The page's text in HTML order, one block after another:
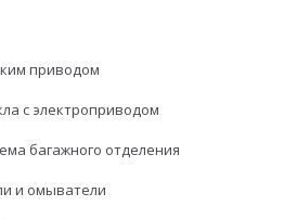
приводом
с электроприводом
багажного отделения
и омыватели